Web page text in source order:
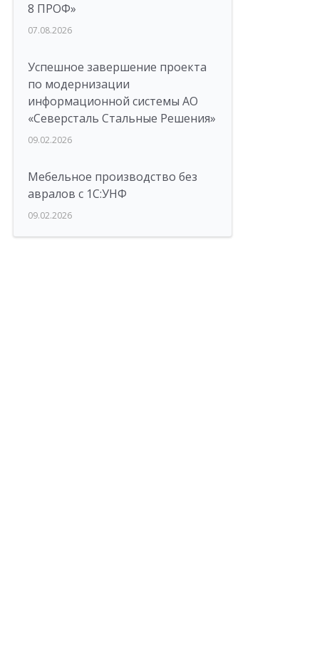
8 ПРОФ»
07.08.2026
Успешное завершение проекта
по модернизации
информационной системы АО
«Северсталь Стальные Решения»
09.02.2026
Мебельное производство без
авралов с 1С:УНФ
09.02.2026